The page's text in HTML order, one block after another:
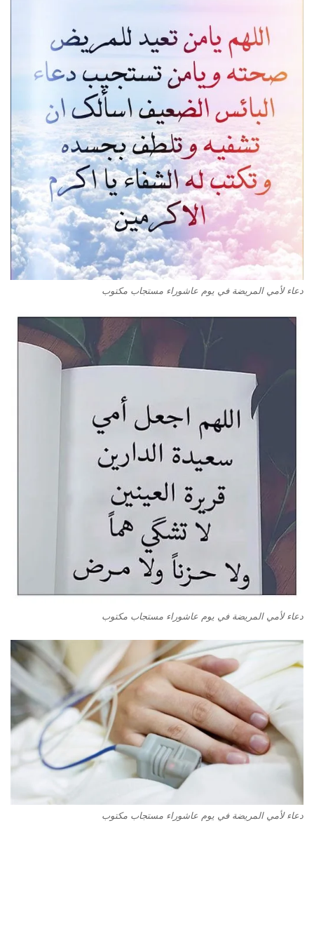
دعاء لأمي المريضة في يوم عاشوراء مستجاب مكتوب
دعاء لأمي المريضة في يوم عاشوراء مستجاب مكتوب
دعاء لأمي المريضة في يوم عاشوراء مستجاب مكتوب